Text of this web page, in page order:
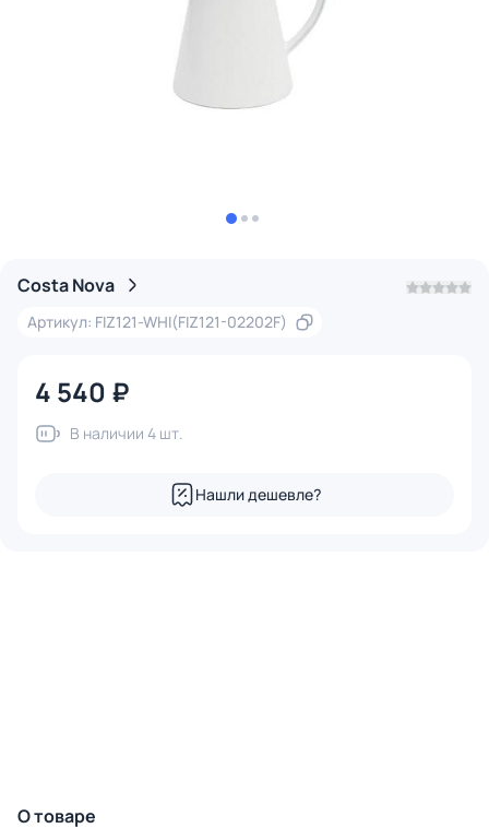
Costa Nova
Артикул: FIZ121-WHI(FIZ121-02202F)
4 540 ₽
В наличии 4 шт.
Нашли дешевле?
О товаре